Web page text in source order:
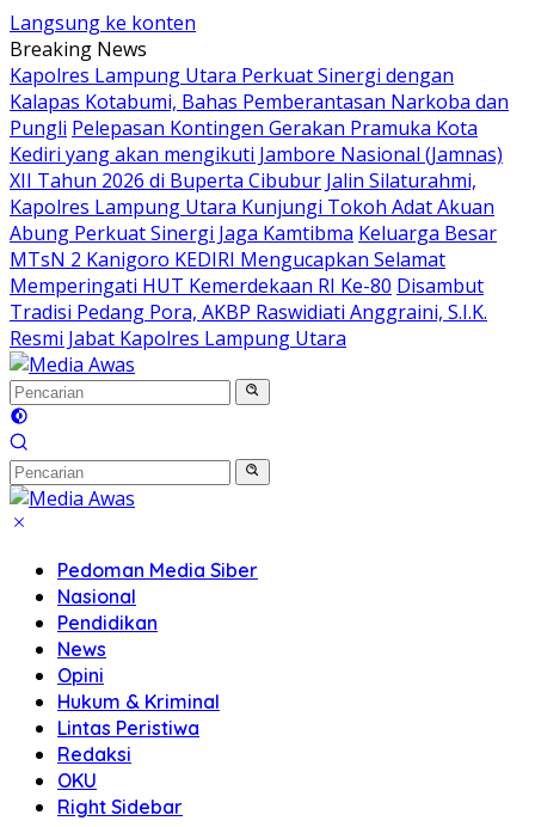
Langsung ke konten
Breaking News
Kapolres Lampung Utara Perkuat Sinergi dengan
Kalapas Kotabumi, Bahas Pemberantasan Narkoba dan
Pungli Pelepasan Kontingen Gerakan Pramuka Kota
Kediri yang akan mengikuti Jambore Nasional (Jamnas)
XII Tahun 2026 di Buperta Cibubur Jalin Silaturahmi,
Kapolres Lampung Utara Kunjungi Tokoh Adat Akuan
Abung Perkuat Sinergi Jaga Kamtibma Keluarga Besar
MTsN 2 Kanigoro KEDIRI Mengucapkan Selamat
Memperingati HUT Kemerdekaan RI Ke-80 Disambut
Tradisi Pedang Pora, AKBP Raswidiati Anggraini, S.I.K.
Resmi Jabat Kapolres Lampung Utara
Pedoman Media Siber
Nasional
Pendidikan
News
Opini
Hukum & Kriminal
Lintas Peristiwa
Redaksi
OKU
Right Sidebar